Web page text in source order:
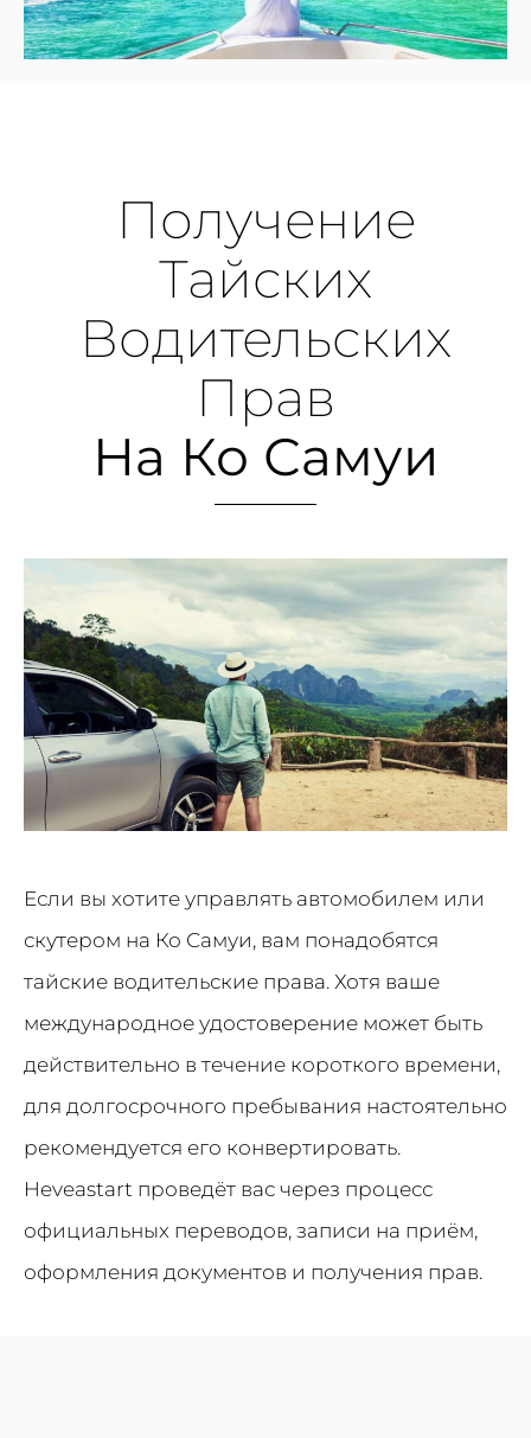
Получение
Тайских
Водительских
Прав
На Ко Самуи
Если вы хотите управлять автомобилем или
скутером на Ко Самуи, вам понадобятся
тайские водительские права. Хотя ваше
международное удостоверение может быть
действительно в течение короткого времени,
для долгосрочного пребывания настоятельно
рекомендуется его конвертировать.
Heveastart проведёт вас через процесс
официальных переводов, записи на приём,
оформления документов и получения прав.